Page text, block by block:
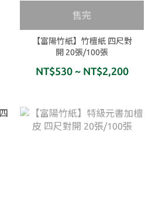
售完
【富陽竹紙】竹檀紙 四尺對
開 20張/100張
NT$530 ~ NT$2,200